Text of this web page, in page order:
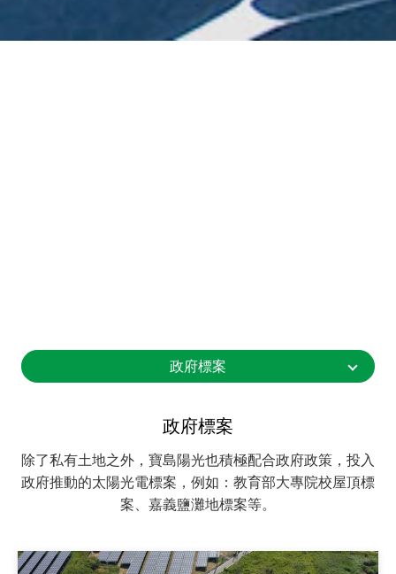
政府標案
政府標案
除了私有土地之外，寶島陽光也積極配合政府政策，投入
政府推動的太陽光電標案，例如：教育部大專院校屋頂標
案、嘉義鹽灘地標案等。